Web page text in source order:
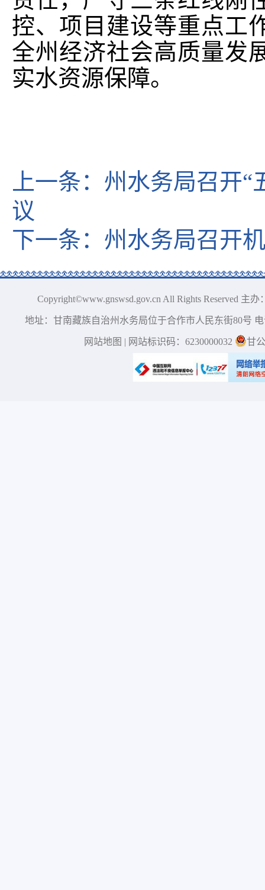
控、项目建设等重点工
全州经济社会高质量发
实水资源保障。
上一条： 州水务局召开“
议
下一条： 州水务局召开
Copyright©www.gnswsd.gov.cn All Rights Reserved
地址：甘南藏族自治州水务局位于合作市人民东街80号
网站地图 | 网站标识码：6230000032 甘